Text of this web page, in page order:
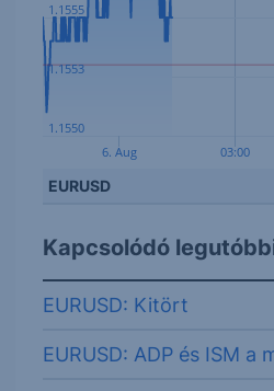
6. Aug 03:00
1.1550
1.1553
1.1555
EURUSD
Kapcsolódó
EURUSD: Kitört
EURUSD: ADP és ISM a